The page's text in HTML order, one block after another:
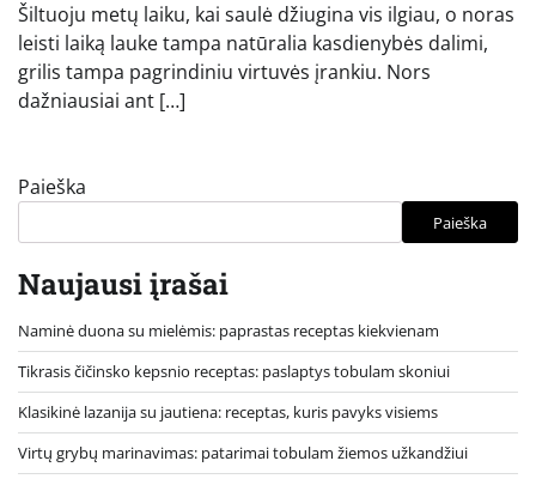
Šiltuoju metų laiku, kai saulė džiugina vis ilgiau, o noras
leisti laiką lauke tampa natūralia kasdienybės dalimi,
grilis tampa pagrindiniu virtuvės įrankiu. Nors
dažniausiai ant […]
Paieška
Paieška
Naujausi įrašai
Naminė duona su mielėmis: paprastas receptas kiekvienam
Tikrasis čičinsko kepsnio receptas: paslaptys tobulam skoniui
Klasikinė lazanija su jautiena: receptas, kuris pavyks visiems
Virtų grybų marinavimas: patarimai tobulam žiemos užkandžiui